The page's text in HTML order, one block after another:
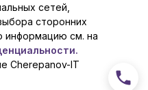
сетей,
сторонних
информацию см. на
Cherepanov-IT